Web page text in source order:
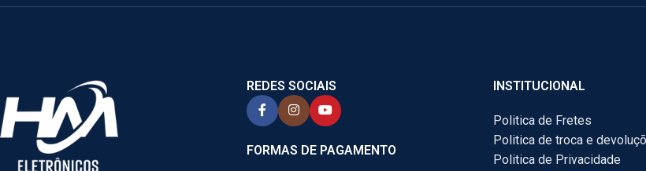
REDES SOCIAIS
FORMAS DE PAGAMENTO
INSTITUCIONAL
Politica de Fretes
Politica de troca e
Politica de Privacidade